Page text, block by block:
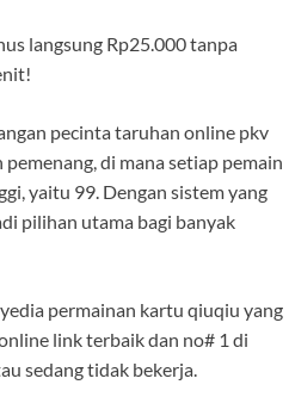
langsung Rp25.000 tanpa
pecinta taruhan online pkv
di mana setiap pemain
yaitu 99. Dengan sistem yang
pilihan utama bagi banyak
permainan kartu qiuqiu yang
link terbaik dan no# 1 di
sedang tidak bekerja.